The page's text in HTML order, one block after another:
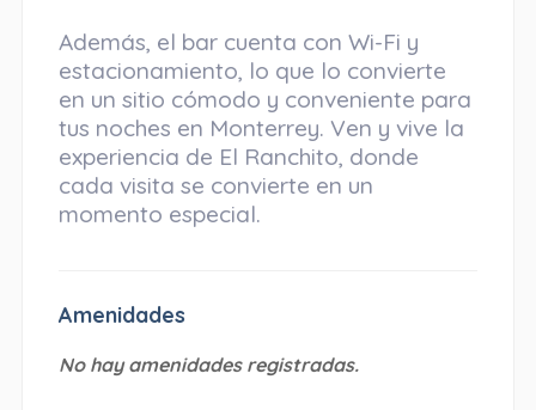
Además, el bar cuenta con Wi-Fi y
estacionamiento, lo que lo convierte
en un sitio cómodo y conveniente para
tus noches en Monterrey. Ven y vive la
experiencia de El Ranchito, donde
cada visita se convierte en un
momento especial.
Amenidades
No hay amenidades registradas.